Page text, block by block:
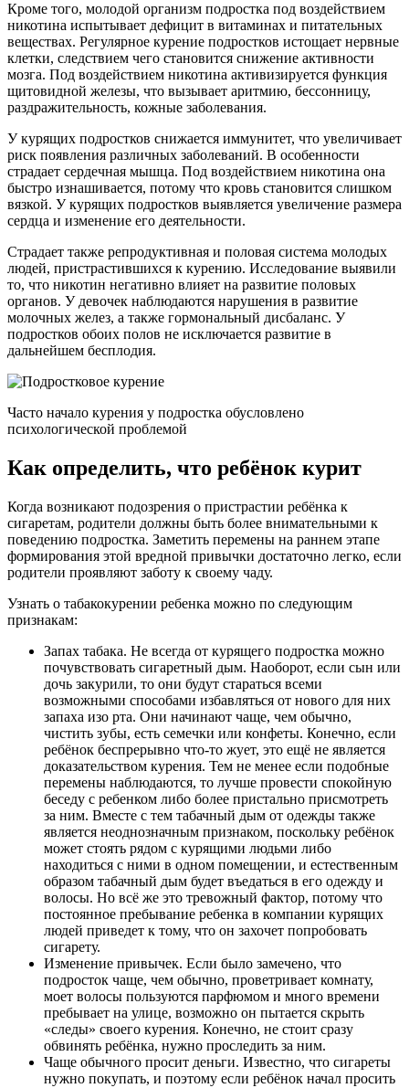
Кроме того, молодой организм подростка под воздействием
никотина испытывает дефицит в витаминах и питательных
веществах. Регулярное курение подростков истощает нервные
клетки, следствием чего становится снижение активности
мозга. Под воздействием никотина активизируется функция
щитовидной железы, что вызывает аритмию, бессонницу,
раздражительность, кожные заболевания.
У курящих подростков снижается иммунитет, что увеличивает
риск появления различных заболеваний. В особенности
страдает сердечная мышца. Под воздействием никотина она
быстро изнашивается, потому что кровь становится слишком
вязкой. У курящих подростков выявляется увеличение размера
сердца и изменение его деятельности.
Страдает также репродуктивная и половая система молодых
людей, пристрастившихся к курению. Исследование выявили
то, что никотин негативно влияет на развитие половых
органов. У девочек наблюдаются нарушения в развитие
молочных желез, а также гормональный дисбаланс. У
подростков обоих полов не исключается развитие в
дальнейшем бесплодия.
Часто начало курения у подростка обусловлено
психологической проблемой
Как определить, что ребёнок курит
Когда возникают подозрения о пристрастии ребёнка к
сигаретам, родители должны быть более внимательными к
поведению подростка. Заметить перемены на раннем этапе
формирования этой вредной привычки достаточно легко, если
родители проявляют заботу к своему чаду.
Узнать о табакокурении ребенка можно по следующим
признакам:
Запах табака. Не всегда от курящего подростка можно
почувствовать сигаретный дым. Наоборот, если сын или
дочь закурили, то они будут стараться всеми
возможными способами избавляться от нового для них
запаха изо рта. Они начинают чаще, чем обычно,
чистить зубы, есть семечки или конфеты. Конечно, если
ребёнок беспрерывно что-то жует, это ещё не является
доказательством курения. Тем не менее если подобные
перемены наблюдаются, то лучше провести спокойную
беседу с ребенком либо более пристально присмотреть
за ним. Вместе с тем табачный дым от одежды также
является неоднозначным признаком, поскольку ребёнок
может стоять рядом с курящими людьми либо
находиться с ними в одном помещении, и естественным
образом табачный дым будет въедаться в его одежду и
волосы. Но всё же это тревожный фактор, потому что
постоянное пребывание ребенка в компании курящих
людей приведет к тому, что он захочет попробовать
сигарету.
Изменение привычек. Если было замечено, что
подросток чаще, чем обычно, проветривает комнату,
моет волосы пользуются парфюмом и много времени
пребывает на улице, возможно он пытается скрыть
«следы» своего курения. Конечно, не стоит сразу
обвинять ребёнка, нужно проследить за ним.
Чаще обычного просит деньги. Известно, что сигареты
нужно покупать, и поэтому если ребёнок начал просить